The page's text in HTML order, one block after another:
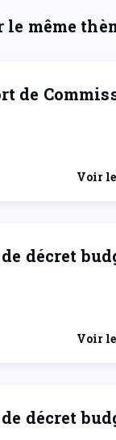
le même
de
1974
Voir
décret
1973
Voir
décret